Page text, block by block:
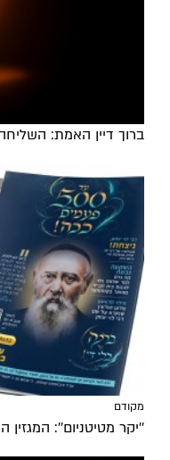
ברוך דיין האמת:
מקודם
''יקר מטיטניום'':